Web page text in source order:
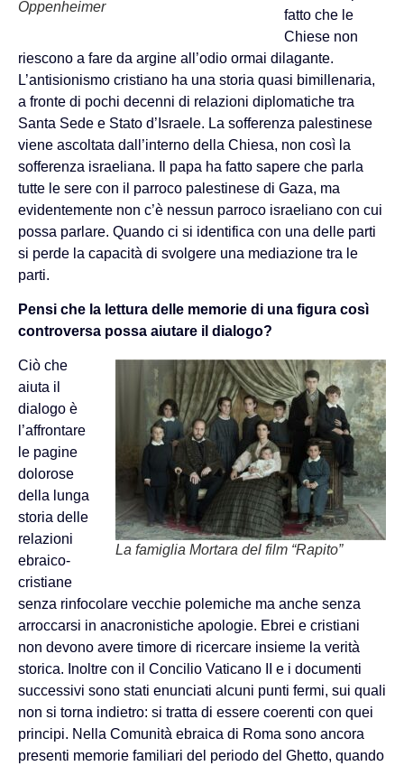
Oppenheimer
fatto che le
Chiese non
riescono a fare da argine all’odio ormai dilagante.
L’antisionismo cristiano ha una storia quasi bimillenaria,
a fronte di pochi decenni di relazioni diplomatiche tra
Santa Sede e Stato d’Israele. La sofferenza palestinese
viene ascoltata dall’interno della Chiesa, non così la
sofferenza israeliana. Il papa ha fatto sapere che parla
tutte le sere con il parroco palestinese di Gaza, ma
evidentemente non c’è nessun parroco israeliano con cui
possa parlare. Quando ci si identifica con una delle parti
si perde la capacità di svolgere una mediazione tra le
parti.
Pensi che la lettura delle memorie di una figura così
controversa possa aiutare il dialogo?
La famiglia Mortara del film “Rapito”
Ciò che
aiuta il
dialogo è
l’affrontare
le pagine
dolorose
della lunga
storia delle
relazioni
ebraico-
cristiane
senza rinfocolare vecchie polemiche ma anche senza
arroccarsi in anacronistiche apologie. Ebrei e cristiani
non devono avere timore di ricercare insieme la verità
storica. Inoltre con il Concilio Vaticano II e i documenti
successivi sono stati enunciati alcuni punti fermi, sui quali
non si torna indietro: si tratta di essere coerenti con quei
principi. Nella Comunità ebraica di Roma sono ancora
presenti memorie familiari del periodo del Ghetto, quando